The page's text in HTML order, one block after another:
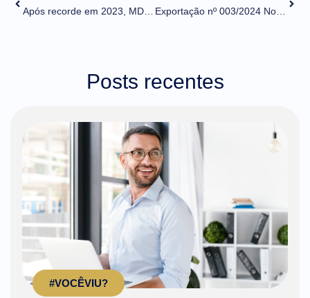
Após recorde em 2023, MDIC quer ampliar número de empresas exportadoras
Exportação nº 003/2024 Novos endereços eletrônicos do DECEX
Posts recentes
#VOCÊVIU?